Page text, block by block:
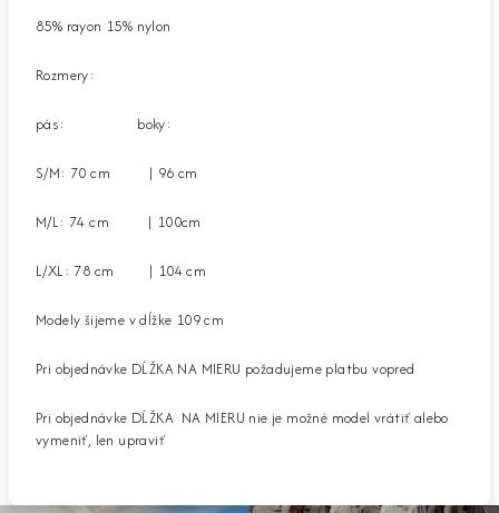
85% rayon 15% nylon
Rozmery:
pás: boky:
S/M: 70 cm | 96 cm
M/L: 74 cm | 100cm
L/XL: 78 cm | 104 cm
Modely šijeme v dĺžke 109 cm
Pri objednávke DĹŽKA NA MIERU požadujeme platbu vopred
Pri objednávke DĹŽKA NA MIERU nie je možné model vrátiť alebo
vymeniť, len upraviť